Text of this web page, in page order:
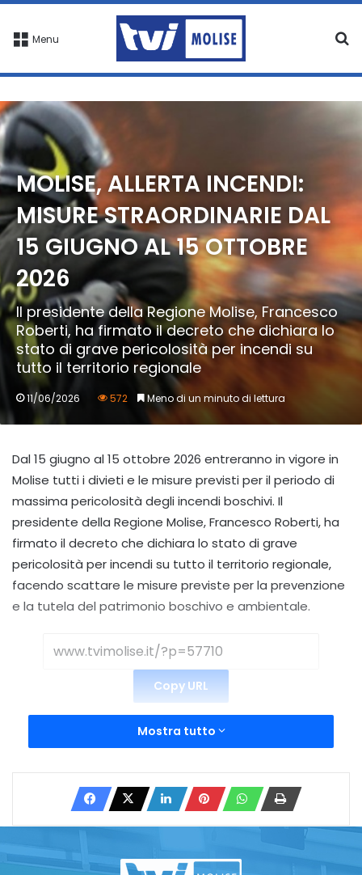
Menu
MOLISE, ALLERTA INCENDI:
MISURE STRAORDINARIE DAL
15 GIUGNO AL 15 OTTOBRE
2026
Il presidente della Regione Molise, Francesco
Roberti, ha firmato il decreto che dichiara lo
stato di grave pericolosità per incendi su
tutto il territorio regionale
11/06/2026 572 Meno di un minuto di lettura
Dal 15 giugno al 15 ottobre 2026 entreranno in vigore in
Molise tutti i divieti e le misure previsti per il periodo di
massima pericolosità degli incendi boschivi. Il
presidente della Regione Molise, Francesco Roberti, ha
firmato il decreto che dichiara lo stato di grave
pericolosità per incendi su tutto il territorio regionale,
facendo scattare le misure previste per la prevenzione
e la tutela del patrimonio boschivo e ambientale.
Copy URL
Mostra tutto